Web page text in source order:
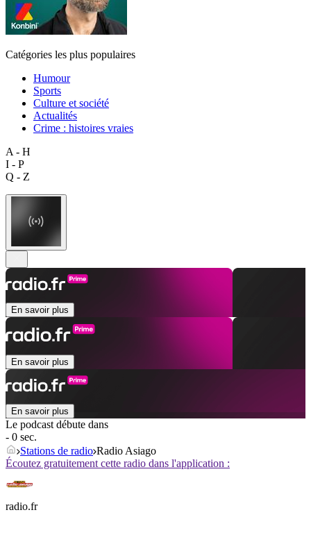
Catégories les plus populaires
Humour
Sports
Culture et société
Actualités
Crime : histoires vraies
A - H
I - P
Q - Z
En savoir plus
En savoir plus
En savoir plus
Le podcast débute dans
- 0 sec.
Stations de radio Radio Asiago
Écoutez gratuitement cette radio dans l'application :
radio.fr